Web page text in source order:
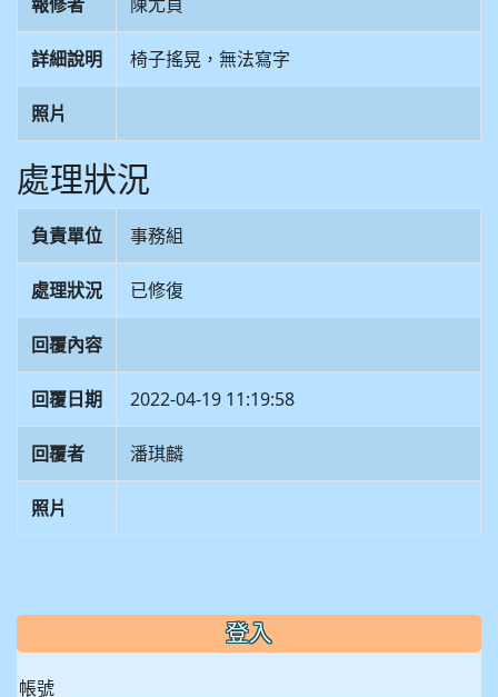
詳細說明 椅子搖晃，無法寫字
照片
處理狀況
負責單位 事務組
處理狀況 已修復
回覆內容
回覆日期 2022-04-19 11:19:58
回覆者 潘琪麟
照片
::: 登入
帳號